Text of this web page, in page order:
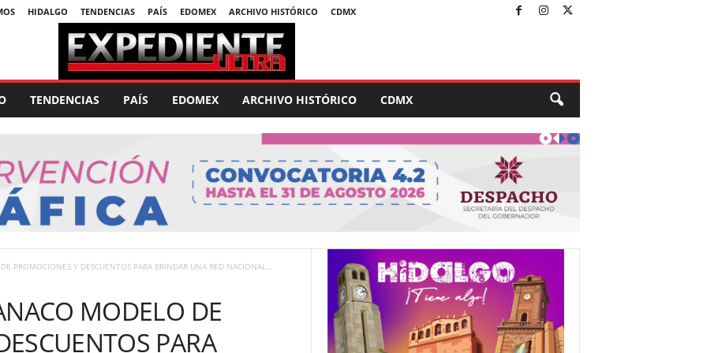
HIDALGO TENDENCIAS PAÍS EDOMEX ARCHIVO HISTÓRICO CDMX
TENDENCIAS PAÍS EDOMEX ARCHIVO HISTÓRICO CDMX
PROMOCIONES Y DESCUENTOS PARA BRINDAR UNA RED NACIONAL...
MODELO DE
PARA